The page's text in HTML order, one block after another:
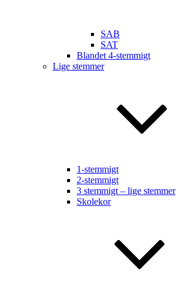
SAB
SAT
Blandet 4-stemmigt
Lige stemmer
1-stemmigt
2-stemmigt
3 stemmigt – lige stemmer
Skolekor